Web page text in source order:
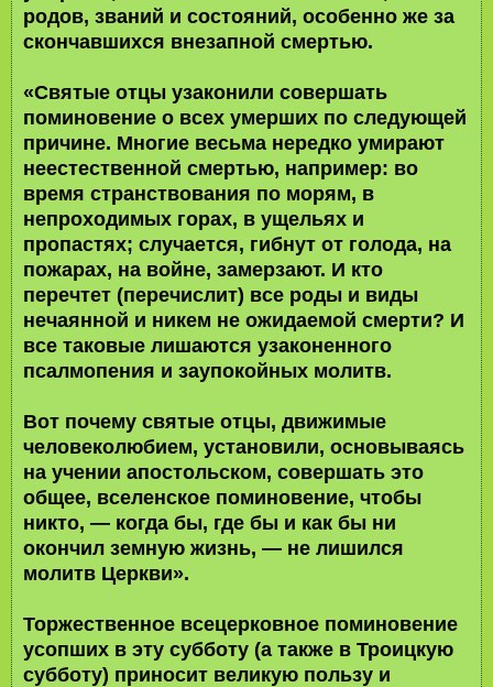
родов, званий и состояний, особенно же за
скончавшихся внезапной смертью.
«Святые отцы узаконили совершать
поминовение о всех умерших по следующей
причине. Многие весьма нередко умирают
неестественной смертью, например: во
время странствования по морям, в
непроходимых горах, в ущельях и
пропастях; случается, гибнут от голода, на
пожарах, на войне, замерзают. И кто
перечтет (перечислит) все роды и виды
нечаянной и никем не ожидаемой смерти? И
все таковые лишаются узаконенного
псалмопения и заупокойных молитв.
Вот почему святые отцы, движимые
человеколюбием, установили, основываясь
на учении апостольском, совершать это
общее, вселенское поминовение, чтобы
никто, — когда бы, где бы и как бы ни
окончил земную жизнь, — не лишился
молитв Церкви».
Торжественное всецерковное поминовение
усопших в эту субботу (а также в Троицкую
субботу) приносит великую пользу и